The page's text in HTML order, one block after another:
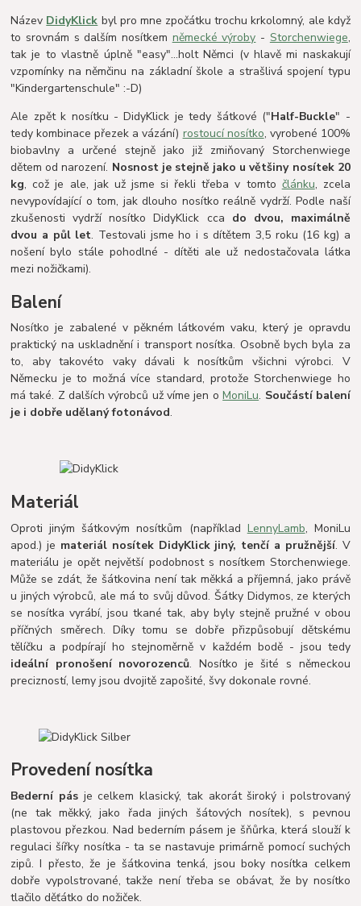
Název DidyKlick byl pro mne zpočátku trochu krkolomný, ale když
to srovnám s dalším nosítkem německé výroby - Storchenwiege,
tak je to vlastně úplně "easy"...holt Němci (v hlavě mi naskakují
vzpomínky na němčinu na základní škole a strašlivá spojení typu
"Kindergartenschule" :-D)
Ale zpět k nosítku - DidyKlick je tedy šátkové ("Half-Buckle" -
tedy kombinace přezek a vázání) rostoucí nosítko, vyrobené 100%
biobavlny a určené stejně jako již zmiňovaný Storchenwiege
dětem od narození. Nosnost je stejně jako u většiny nosítek 20
kg, což je ale, jak už jsme si řekli třeba v tomto článku, zcela
nevypovídající o tom, jak dlouho nosítko reálně vydrží. Podle naší
zkušenosti vydrží nosítko DidyKlick cca do dvou, maximálně
dvou a půl let. Testovali jsme ho i s dítětem 3,5 roku (16 kg) a
nošení bylo stále pohodlné - dítěti ale už nedostačovala látka
mezi nožičkami).
Balení
Nosítko je zabalené v pěkném látkovém vaku, který je opravdu
praktický na uskladnění i transport nosítka. Osobně bych byla za
to, aby takovéto vaky dávali k nosítkům všichni výrobci. V
Německu je to možná více standard, protože Storchenwiege ho
má také. Z dalších výrobců už víme jen oMoniLu. Součástí balení
je i dobře udělaný fotonávod.
Materiál
Oproti jiným šátkovým nosítkům (například LennyLamb, MoniLu
apod.) je materiál nosítek DidyKlick jiný, tenčí a pružnější. V
materiálu je opět největší podobnost s nosítkem Storchenwiege.
Může se zdát, že šátkovina není tak měkká a příjemná, jako právě
u jiných výrobců, ale má to svůj důvod. Šátky Didymos, ze kterých
se nosítka vyrábí, jsou tkané tak, aby byly stejně pružné v obou
příčných směrech. Díky tomu se dobře přizpůsobují dětskému
tělíčku a podpírají ho stejnoměrně v každém bodě - jsou tedy
ideální pronošení novorozenců. Nosítko je šité s německou
precizností, lemy jsou dvojitě zapošité, švy dokonale rovné.
Provedení nosítka
Bederní pásje celkem klasický, tak akorát široký i polstrovaný
(ne tak měkký, jako řada jiných šátových nosítek), s pevnou
plastovou přezkou. Nad bederním pásem je šňůrka, která slouží k
regulaci šířky nosítka - ta se nastavuje primárně pomocí suchých
zipů. I přesto, že je šátkovina tenká, jsou boky nosítka celkem
dobře vypolstrované, takže není třeba se obávat, že by nosítko
tlačilo děťátko do nožiček.